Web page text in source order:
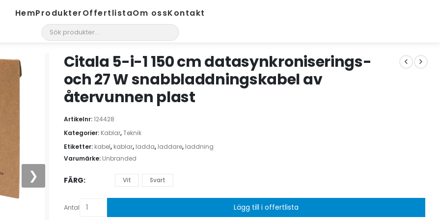
HemProdukterOffertlistaOm ossKontakt
❯
Citala 5-i-1 150 cm datasynkroniserings-
och 27 W snabbladdningskabel av
återvunnen plast
Artikelnr:124428
Kategorier: Kablar,Teknik
Etiketter: kabel, kablar, ladda, laddare, laddning
Varumärke: Unbranded
FÄRG Vit Svart
Antal Lägg till i offertlista